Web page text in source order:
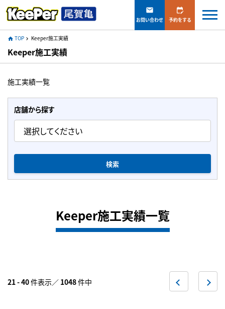
mail
お問い合わせ
edit_calendar
予約をする
home TOP navigate_next Keeper施工実績
Keeper施工実績
施工実績一覧
店舗から探す
検索
Keeper施工実績一覧
21 - 40件表示／ 1048件中
へ
次
へ